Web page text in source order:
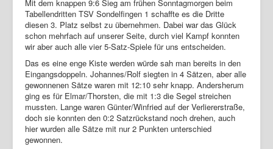
Mit dem knappen 9:6 Sieg am frühen Sonntagmorgen beim
Tabellendritten TSV Sondelfingen 1 schaffte es die Dritte
diesen 3. Platz selbst zu übernehmen. Dabei war das Glück
schon mehrfach auf unserer Seite, durch viel Kampf konnten
wir aber auch alle vier 5-Satz-Spiele für uns entscheiden.
Das es eine enge Kiste werden würde sah man bereits in den
Eingangsdoppeln. Johannes/Rolf siegten in 4 Sätzen, aber alle
gewonnenen Sätze waren mit 12:10 sehr knapp. Andersherum
ging es für Elmar/Thorsten, die mit 1:3 die Segel streichen
mussten. Lange waren Günter/Winfried auf der Verliererstraße,
doch sie konnten den 0:2 Satzrückstand noch drehen, auch
hier wurden alle Sätze mit nur 2 Punkten unterschied
gewonnen.